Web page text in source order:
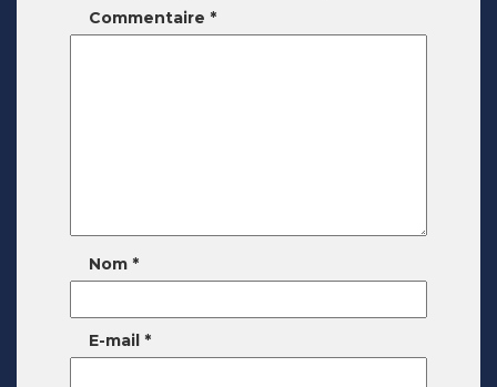
Commentaire *
Nom *
E-mail *